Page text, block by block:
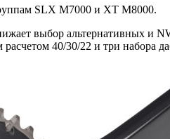
SLX M7000 и XT M8000.
выбор альтернативных и
40/30/22 и три набора